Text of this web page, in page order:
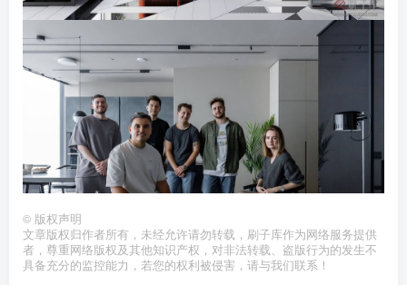
© 版权声明
文章版权归作者所有，未经允许请勿转载，刷子库作为网络服务提供
者，尊重网络版权及其他知识产权，对非法转载、盗版行为的发生不
具备充分的监控能力，若您的权利被侵害，请与我们联系！